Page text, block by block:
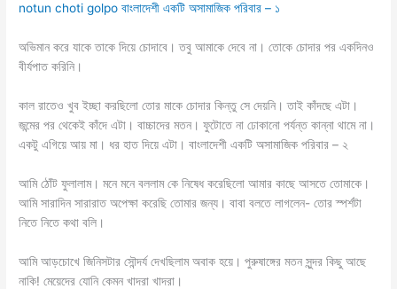
notun choti golpo বাংলাদেশী একটি অসামাজিক পরিবার – ১
অভিমান করে যাকে তাকে দিয়ে চোদাবে। তবু আমাকে দেবে না। তোকে চোদার পর একদিনও
বীর্যপাত করিনি।
কাল রাতেও খুব ইচ্ছা করছিলো তোর মাকে চোদার কিন্তু সে দেয়নি। তাই কাঁদছে এটা।
জন্মের পর থেকেই কাঁদে এটা। বাচ্চাদের মতন। ফুটোতে না ঢোকানো পর্যন্ত কান্না থামে না।
একটু এগিয়ে আয় মা। ধর হাত দিয়ে এটা। বাংলাদেশী একটি অসামাজিক পরিবার – ২
আমি ঠোঁট ফুলালাম। মনে মনে বললাম কে নিষেধ করেছিলো আমার কাছে আসতে তোমাকে।
আমি সারাদিন সারারাত অপেক্ষা করেছি তোমার জন্য। বাবা বলতে লাগলেন- তোর স্পর্শটা
নিতে নিতে কথা বলি।
আমি আড়চোখে জিনিসটার সৌন্দর্য দেখছিলাম অবাক হয়ে। পুরুষাঙ্গের মতন সুন্দর কিছু আছে
নাকি! মেয়েদের যোনি কেমন খাদরা খাদরা।